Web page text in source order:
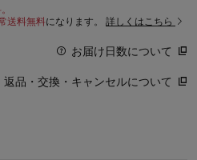
送料無料になります。 詳しくはこちら
お届け日数について
返品・交換・キャンセルについて